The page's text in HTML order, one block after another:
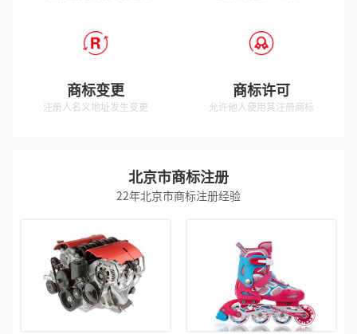
商标变更
注册人名义地址发生变更
商标许可
允许他人使用其注册商标
北京市商标注册
22年北京市商标注册经验